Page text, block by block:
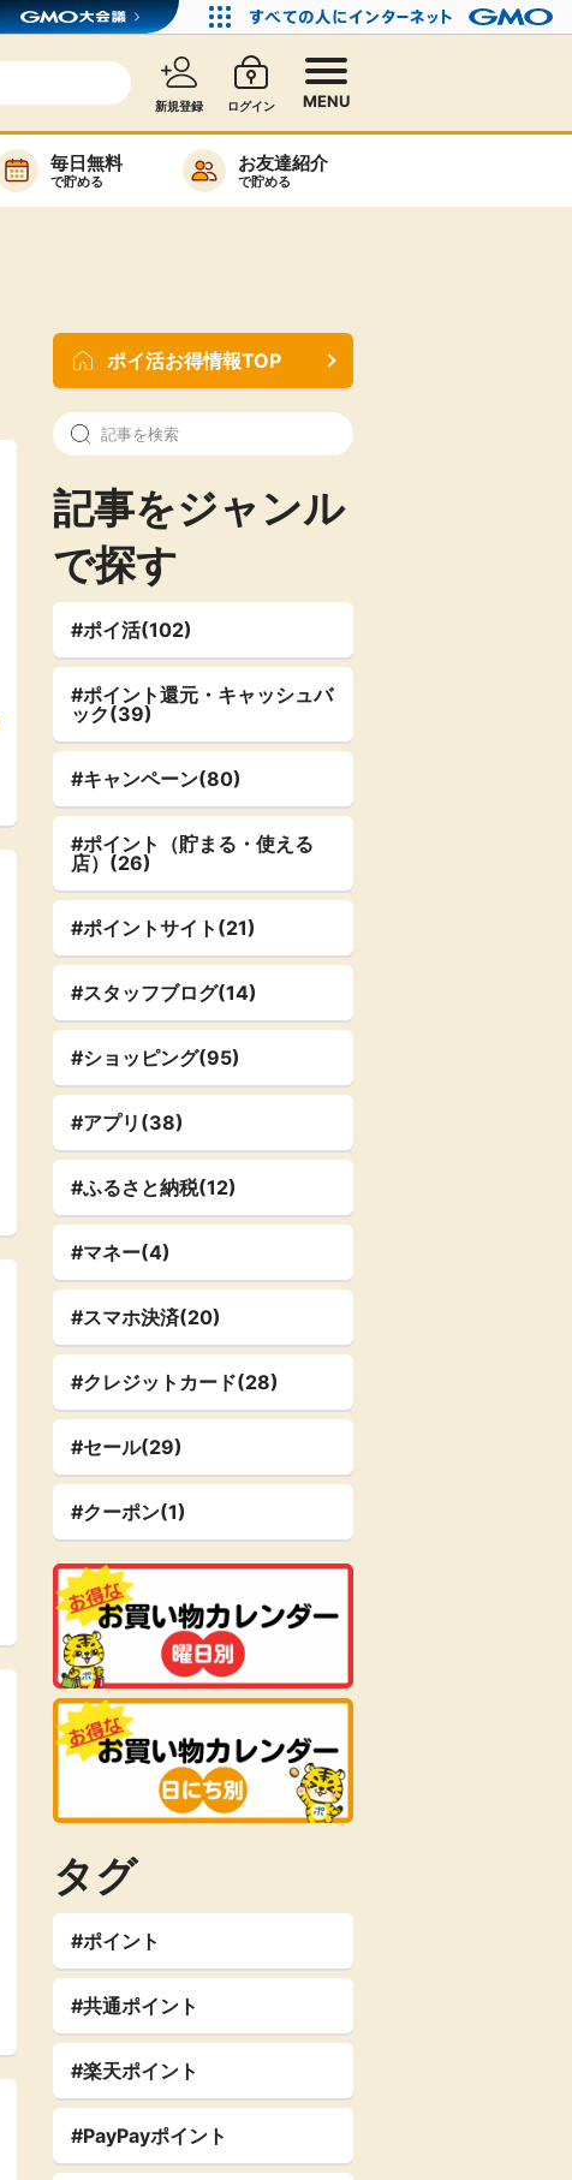
新規登録 ログイン MENU
ヘルプセンター
毎日無料
で貯める
お友達紹介
で貯める
楽天toto【無
140P
高還元 無料
アンケート レシ活
（貯まる・使えるお店）
情報
ポイ活お得情報TOP
記事をジャンル
で探す
#ポイ活(102)
#ポイント還元・キャッシュバ
ック(39)
#キャンペーン(80)
#ポイント（貯まる・使える
店）(26)
#ポイントサイト(21)
#スタッフブログ(14)
#ショッピング(95)
#アプリ(38)
#ふるさと納税(12)
#マネー(4)
#スマホ決済(20)
#クレジットカード(28)
#セール(29)
#クーポン(1)
タグ
#ポイント
#共通ポイント
#楽天ポイント
#PayPayポイント